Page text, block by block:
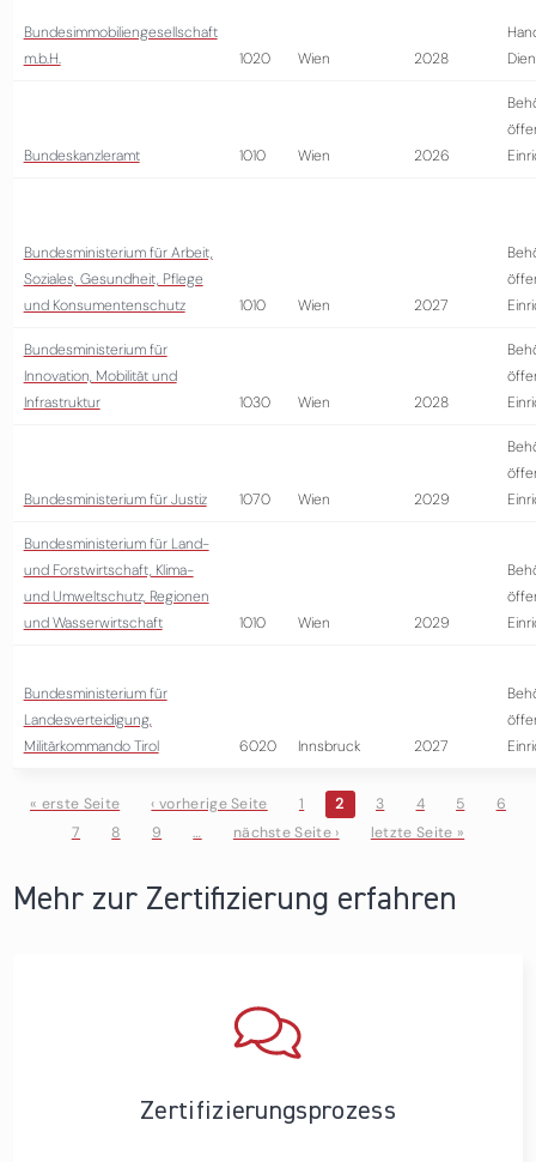
Bundesimmobiliengesellschaft
m.b.H.
1020 Wien 2028
Bundeskanzleramt 1010 Wien 2026
Bundesministerium für Arbeit,
Soziales, Gesundheit, Pflege
und Konsumentenschutz
1010 Wien 2027
Bundesministerium für
Innovation, Mobilität und
Infrastruktur
1030 Wien 2028
Bundesministerium für Justiz 1070 Wien 2029
Bundesministerium für Land-
und Forstwirtschaft, Klima-
und Umweltschutz, Regionen
und Wasserwirtschaft
1010 Wien 2029
Bundesministerium für
Landesverteidigung,
Militärkommando Tirol
6020 Innsbruck 2027
Seiten
« erste Seite ‹ vorherige Seite 1 2 3 4 5
6
7
8 9 … nächste Seite › letzte Seite »
Mehr zur Zertifizierung erfahren
Zertifizierungs­prozess